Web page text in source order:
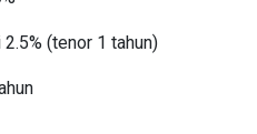
(tenor 1 tahun)